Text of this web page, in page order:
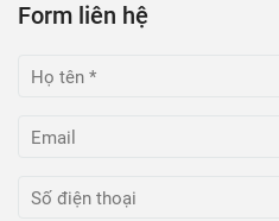
Form liên hệ